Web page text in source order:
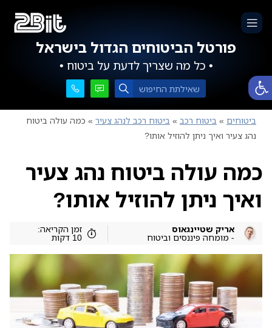
פתח סרגל נגישות
פורטל הביטוחים הגדול בישראל
• כל מה שצריך לדעת על ביטוח •
ביטוחים » ביטוח רכב » ביטוח רכב לנהג צעיר » כמה עולה ביטוח
נהג צעיר ואיך ניתן להוזיל אותו?
כמה עולה ביטוח נהג צעיר
ואיך ניתן להוזיל אותו?
אריק שטיינגאוס
- מומחה פיננסים וביטוח
זמן הקריאה:
10 דקות